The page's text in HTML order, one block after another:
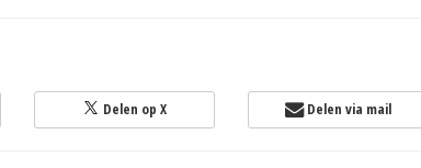
Delen op X Delen via mail